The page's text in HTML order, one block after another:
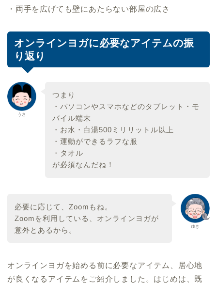
・両手を広げても壁にあたらない部屋の広さ
オンラインヨガに必要なアイテムの振
り返り
うさ
つまり
・パソコンやスマホなどのタブレット・モ
バイル端末
・お水・白湯500ミリリットル以上
・運動ができるラフな服
・タオル
が必須なんだね！
ゆき
必要に応じて、Zoomもね。
Zoomを利用している、オンラインヨガが
意外とあるから。
オンラインヨガを始める前に必要なアイテム、居心地
が良くなるアイテムをご紹介しました。はじめは、既